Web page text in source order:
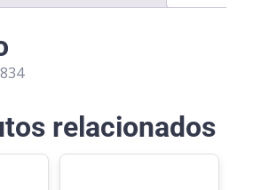
relacionados